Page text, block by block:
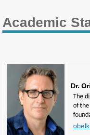
Academic
Dr.
The
of the